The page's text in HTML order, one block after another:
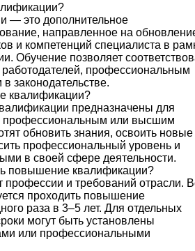
— это дополнительное
направленное на
и компетенций специалиста в
Обучение позволяет
профессиональным
законодательстве.
квалификации?
предназначены для
профессиональным или высшим
обновить знания, освоить новые
профессиональный уровень и
в своей сфере деятельности.
повышение квалификации?
профессии и требований отрасли.
проходить повышение
раза в 3–5 лет. Для отдельных
могут быть установлены
или профессиональными